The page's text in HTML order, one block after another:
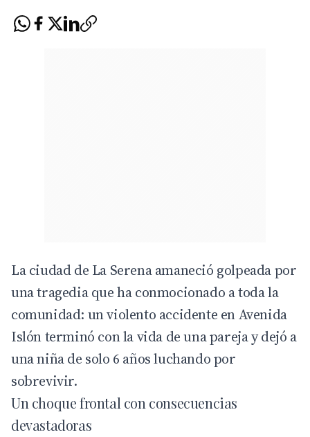
La ciudad de La Serena amaneció golpeada por
una tragedia que ha conmocionado a toda la
comunidad: un violento accidente en Avenida
Islón terminó con la vida de una pareja y dejó a
una niña de solo 6 años luchando por
sobrevivir.
Un choque frontal con consecuencias
devastadoras